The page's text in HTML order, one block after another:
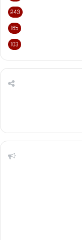
243
165
103